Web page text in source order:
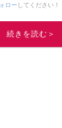
ロー してください！
このイチオ
続きを読む＞